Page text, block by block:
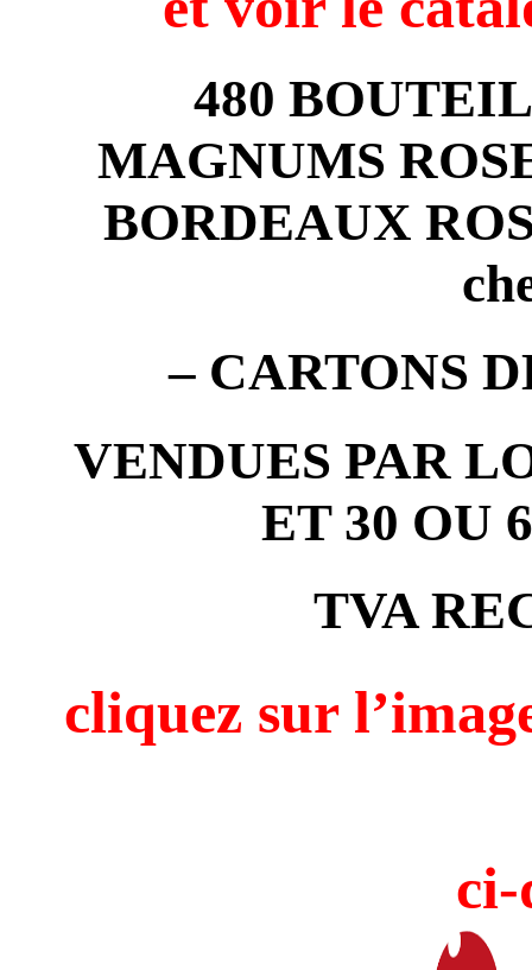
480
MAGNUMS
BORDEAUX
– CARTONS
VENDUES PAR
ET 30 OU
TVA
cliquez sur
ci-